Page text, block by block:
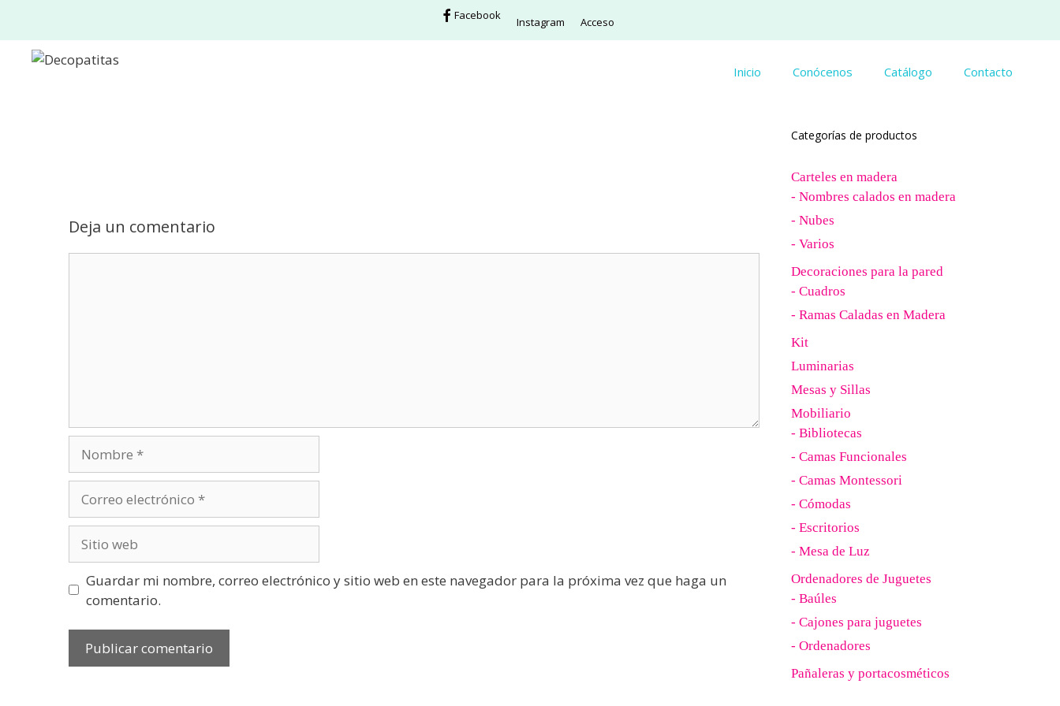
contenido
Facebook Instagram Acceso
Inicio Conócenos Catálogo Contacto
Deja un comentario
electrónico
web
Guardar mi nombre, correo electrónico y sitio web en este navegador para la próxima vez que haga un
comentario.
Categorías de productos
Carteles en madera
- Nombres calados en madera
- Nubes
- Varios
Decoraciones para la pared
- Cuadros
- Ramas Caladas en Madera
Kit
Luminarias
Mesas y Sillas
Mobiliario
- Bibliotecas
- Camas Funcionales
- Camas Montessori
- Cómodas
- Escritorios
- Mesa de Luz
Ordenadores de Juguetes
- Baúles
- Cajones para juguetes
- Ordenadores
Pañaleras y portacosméticos